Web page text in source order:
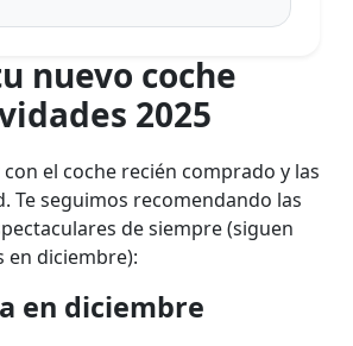
nuevo coche
2025
el coche recién comprado y las
Te seguimos recomendando las
de siempre (siguen
en diciembre):
en diciembre